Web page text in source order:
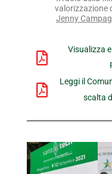
valorizzazione
Jenny
Visualizza
Leggi il
scalta